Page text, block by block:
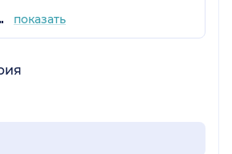
00-85 показать